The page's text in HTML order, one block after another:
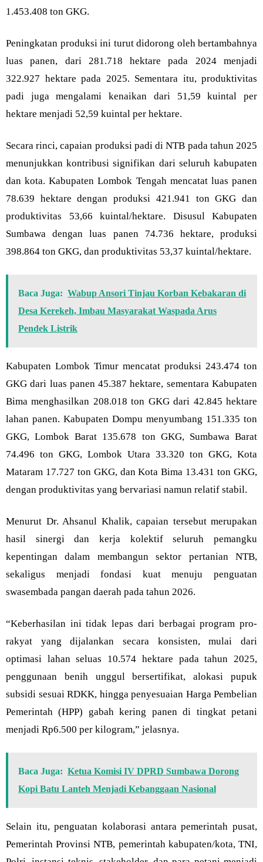
1.453.408 ton GKG.
Peningkatan produksi ini turut didorong oleh bertambahnya
luas panen, dari 281.718 hektare pada 2024 menjadi
322.927 hektare pada 2025. Sementara itu, produktivitas
padi juga mengalami kenaikan dari 51,59 kuintal per
hektare menjadi 52,59 kuintal per hektare.
Secara rinci, capaian produksi padi di NTB pada tahun 2025
menunjukkan kontribusi signifikan dari seluruh kabupaten
dan kota. Kabupaten Lombok Tengah mencatat luas panen
78.639 hektare dengan produksi 421.941 ton GKG dan
produktivitas 53,66 kuintal/hektare. Disusul Kabupaten
Sumbawa dengan luas panen 74.736 hektare, produksi
398.864 ton GKG, dan produktivitas 53,37 kuintal/hektare.
Baca Juga: Wabup Ansori Tinjau Korban Kebakaran di
Desa Kerekeh, Imbau Masyarakat Waspada Arus
Pendek Listrik
Kabupaten Lombok Timur mencatat produksi 243.474 ton
GKG dari luas panen 45.387 hektare, sementara Kabupaten
Bima menghasilkan 208.018 ton GKG dari 42.845 hektare
lahan panen. Kabupaten Dompu menyumbang 151.335 ton
GKG, Lombok Barat 135.678 ton GKG, Sumbawa Barat
74.496 ton GKG, Lombok Utara 33.320 ton GKG, Kota
Mataram 17.727 ton GKG, dan Kota Bima 13.431 ton GKG,
dengan produktivitas yang bervariasi namun relatif stabil.
Menurut Dr. Ahsanul Khalik, capaian tersebut merupakan
hasil sinergi dan kerja kolektif seluruh pemangku
kepentingan dalam membangun sektor pertanian NTB,
sekaligus menjadi fondasi kuat menuju penguatan
swasembada pangan daerah pada tahun 2026.
“Keberhasilan ini tidak lepas dari berbagai program pro-
rakyat yang dijalankan secara konsisten, mulai dari
optimasi lahan seluas 10.574 hektare pada tahun 2025,
penggunaan benih unggul bersertifikat, alokasi pupuk
subsidi sesuai RDKK, hingga penyesuaian Harga Pembelian
Pemerintah (HPP) gabah kering panen di tingkat petani
menjadi Rp6.500 per kilogram,” jelasnya.
Baca Juga: Ketua Komisi IV DPRD Sumbawa Dorong
Kopi Batu Lanteh Menjadi Kebanggaan Nasional
Selain itu, penguatan kolaborasi antara pemerintah pusat,
Pemerintah Provinsi NTB, pemerintah kabupaten/kota, TNI,